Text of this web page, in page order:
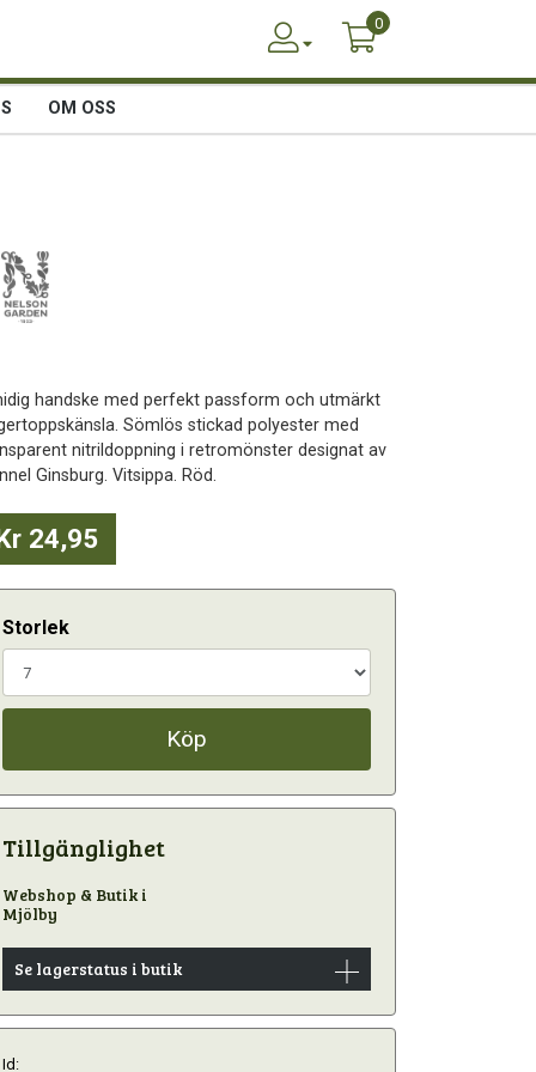
0
OM OSS
handske med perfekt passform och utmärkt
Sömlös stickad polyester med
nitrildoppning i retromönster designat av
Ginsburg. Vitsippa. Röd.
24,95
Storlek
Köp
Tillgänglighet
Webshop & Butik i
Mjölby
Se lagerstatus i butik
Id: